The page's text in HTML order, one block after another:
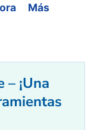
Más
¡Una